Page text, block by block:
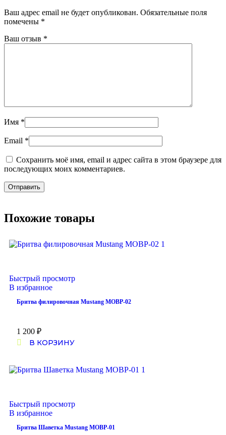
Ваш адрес email не будет опубликован. Обязательные поля
помечены *
Ваш отзыв *
Имя *
Email *
Сохранить моё имя, email и адрес сайта в этом браузере для
последующих моих комментариев.
Похожие товары
Быстрый просмотр
В избранное
Бритва филировочная Mustang MOBP-02
1 200 ₽
В КОРЗИНУ
Быстрый просмотр
В избранное
Бритва Шаветка Mustang MOBP-01